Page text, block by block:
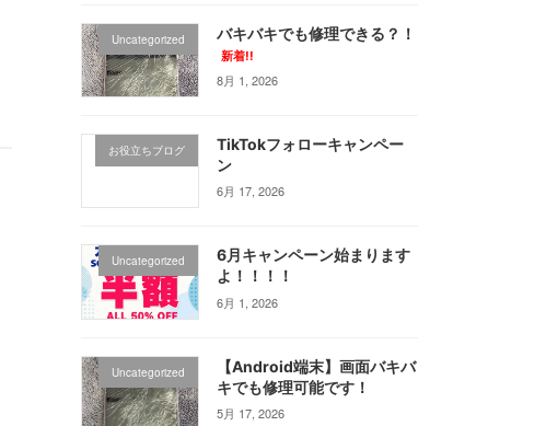
Uncategorized バキバキでも修理できる？！
新着!!
8月 1, 2026
お役立ちブログ
TikTokフォローキャンペー
ン
6月 17, 2026
Uncategorized
6月キャンペーン始まります
よ！！！！
6月 1, 2026
Uncategorized
【Android端末】画面バキバ
キでも修理可能です！
5月 17, 2026